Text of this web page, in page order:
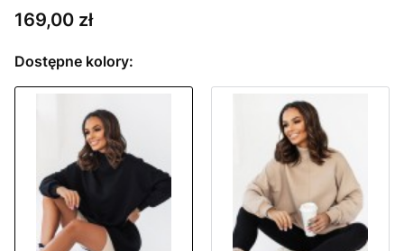
Cena
169,00 zł
Dostępne kolory: